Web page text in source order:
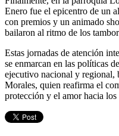
Enero fue el epicentro de un
con premios y un animado
bailaron al ritmo de los
Estas jornadas de atención
se enmarcan en las políticas
ejecutivo nacional y regional,
Morales, quien reafirma el
protección y el amor hacia